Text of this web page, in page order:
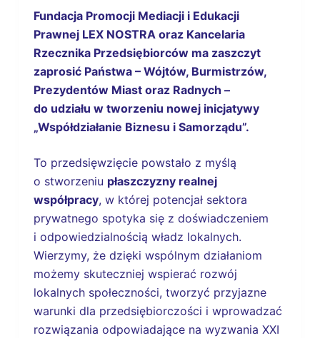
Fundacja Promocji Mediacji i Edukacji
Prawnej LEX NOSTRA oraz Kancelaria
Rzecznika Przedsiębiorców ma zaszczyt
zaprosić Państwa – Wójtów, Burmistrzów,
Prezydentów Miast oraz Radnych –
do udziału w tworzeniu nowej inicjatywy
„Współdziałanie Biznesu i Samorządu”.
To przedsięwzięcie powstało z myślą
o stworzeniu płaszczyzny realnej
współpracy, w której potencjał sektora
prywatnego spotyka się z doświadczeniem
i odpowiedzialnością władz lokalnych.
Wierzymy, że dzięki wspólnym działaniom
możemy skuteczniej wspierać rozwój
lokalnych społeczności, tworzyć przyjazne
warunki dla przedsiębiorczości i wprowadzać
rozwiązania odpowiadające na wyzwania XXI